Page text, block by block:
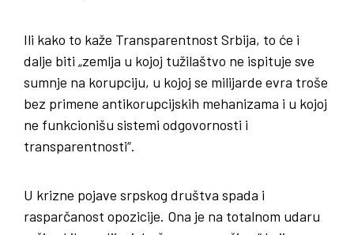
Ili kako to kaže Transparentnost Srbija, to će i
dalje biti „zemlja u kojoj tužilaštvo ne ispituje sve
sumnje na korupciju, u kojoj se milijarde evra troše
bez primene antikorupcijskih mehanizama i u kojoj
ne funkcionišu sistemi odgovornosti i
transparentnosti“.
U krizne pojave srpskog društva spada i
rasparčanost opozicije. Ona je na totalnom udaru